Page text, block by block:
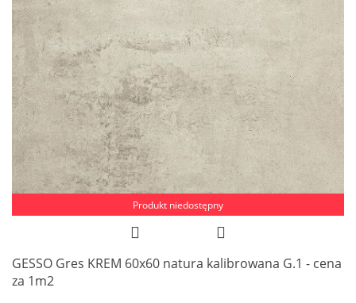
Produkt niedostępny
GESSO Gres KREM 60x60 natura kalibrowana G.1 - cena
za 1m2